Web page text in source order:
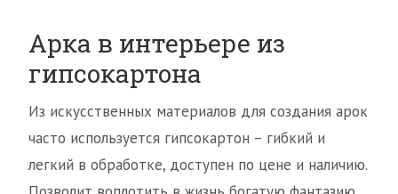
Арка в интерьере из
гипсокартона
Из искусственных материалов для создания арок
часто используется гипсокартон – гибкий и
легкий в обработке, доступен по цене и наличию.